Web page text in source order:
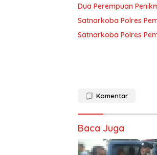
Dua Perempuan
Satnarkoba Polres
Satnarkoba Polres
Komentar
Baca Juga